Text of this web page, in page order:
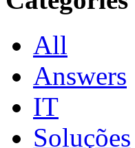
All
Answers
IT
Soluções